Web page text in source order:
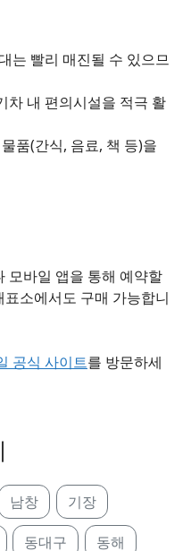
는 빨리 매진될 수 있으므
차 내 편의시설을 적극 활
품(간식, 음료, 책 등)을
모바일 앱을 통해 예약할
소에서도 구매 가능합니
공식 사이트를 방문하세
남창 기장
동대구 동해